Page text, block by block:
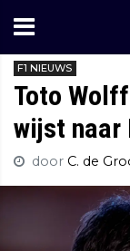
F1 NIEUWS
Toto
wijst naar
door C. de